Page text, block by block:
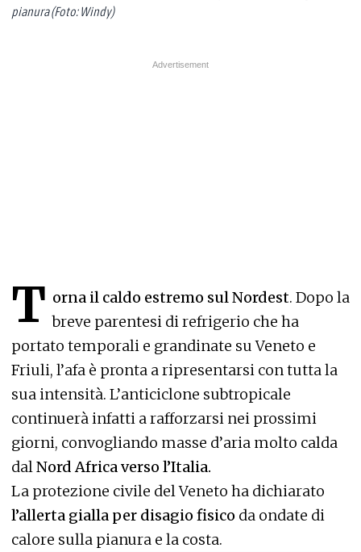
pianura (Foto: Windy)
T orna il caldo estremo sul Nordest. Dopo la
breve parentesi di refrigerio che ha
portato temporali e grandinate su Veneto e
Friuli, l’afa è pronta a ripresentarsi con tutta la
sua intensità. L’anticiclone subtropicale
continuerà infatti a rafforzarsi nei prossimi
giorni, convogliando masse d’aria molto calda
dal Nord Africa verso l’Italia.
La protezione civile del Veneto ha dichiarato
l’allerta gialla per disagio fisico da ondate di
calore sulla pianura e la costa.